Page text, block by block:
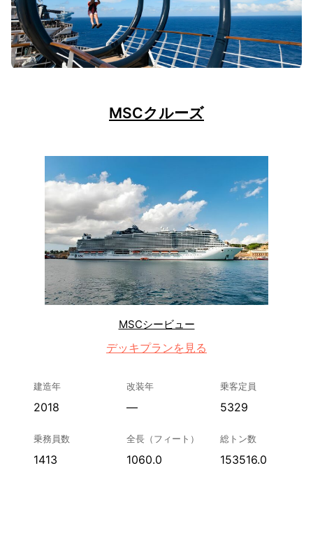
MSCクルーズ
MSCシービュー
デッキプランを見る
建造年
2018
改装年
—
乗客定員
5329
乗務員数
1413
全長（フィート）
1060.0
総トン数
153516.0